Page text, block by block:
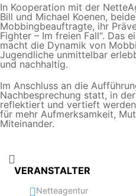
In Kooperation mit der
Bill und Michael Koenen,
Mobbingbeauftragte, ihr
Fighter – Im freien Fall“. Das
macht die Dynamik von
Jugendliche unmittelbar
und nachhaltig.
Im Anschluss an die
Nachbesprechung statt, in
reflektiert und vertieft
für mehr Aufmerksamkeit,
Miteinander.
VERANSTALTER
Netteagentur